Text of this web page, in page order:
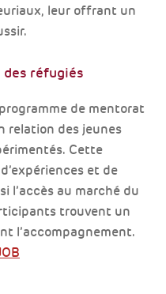
leur offrant un
des réfugiés
de mentorat
relation des jeunes
Cette
et de
l’accès au marché du
trouvent un
l’accompagnement.